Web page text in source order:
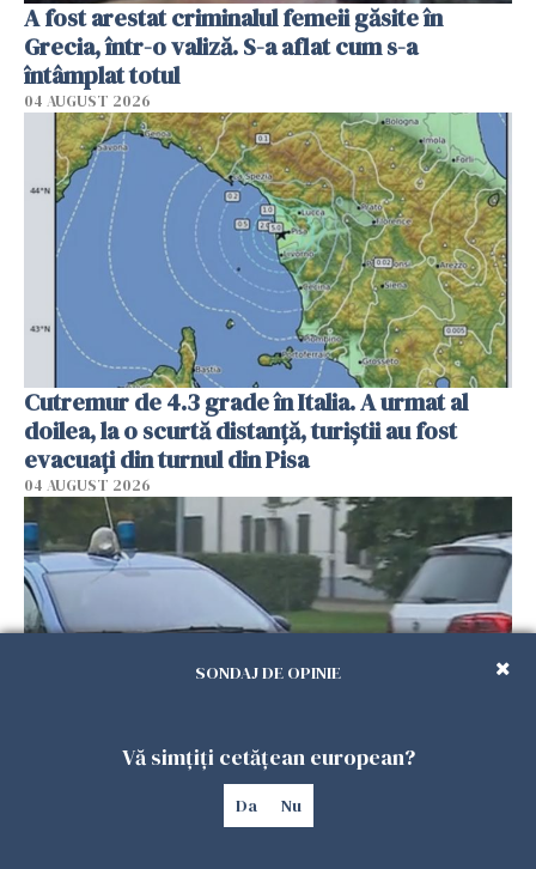
A fost arestat criminalul femeii găsite în
Grecia, într-o valiză. S-a aflat cum s-a
întâmplat totul
04 AUGUST 2026
Cutremur de 4.3 grade în Italia. A urmat al
doilea, la o scurtă distanță, turiștii au fost
evacuați din turnul din Pisa
04 AUGUST 2026
Prosoapele de plajă pe scaunul mașinii vă pot
costa scump. În Italia, șoferii riscă amenzi și
SONDAJ DE OPINIE
Vă simțiți cetățean european?
Da Nu